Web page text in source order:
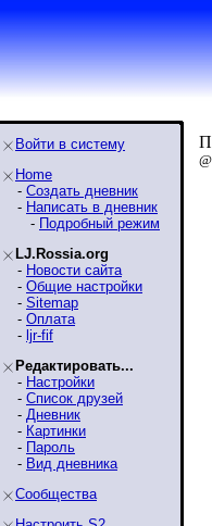
Войти в систему
Home
- Создать дневник
- Написать в дневник
- Подробный режим
LJ.Rossia.org
- Новости сайта
- Общие настройки
- Sitemap
- Оплата
- ljr-fif
Редактировать...
- Настройки
- Список друзей
- Дневник
- Картинки
- Пароль
- Вид дневника
Сообщества
@